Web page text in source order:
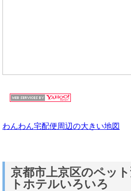
わんわん宅配便周辺の大きい地図
京都市上京区のペッ
トホテルいろいろ